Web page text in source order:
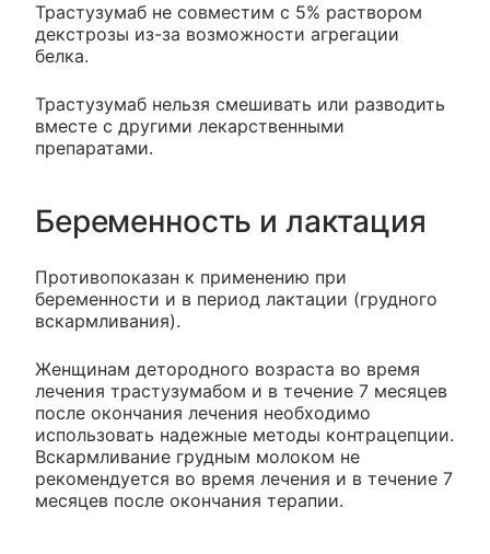
Трастузумаб не совместим с 5% раствором
декстрозы из-за возможности агрегации
белка.
Трастузумаб нельзя смешивать или разводить
вместе с другими лекарственными
препаратами.
Беременность и лактация
Противопоказан к применению при
беременности и в период лактации (грудного
вскармливания).
Женщинам детородного возраста во время
лечения трастузумабом и в течение 7 месяцев
после окончания лечения необходимо
использовать надежные методы контрацепции.
Вскармливание грудным молоком не
рекомендуется во время лечения и в течение 7
месяцев после окончания терапии.